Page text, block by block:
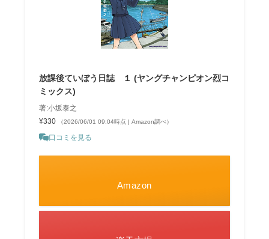
放課後ていぼう日誌 １ (ヤングチャンピオン烈コ
ミックス)
著:小坂泰之
¥330
（2026/06/01 09:04時点 | Amazon調べ）
口コミを見る
Amazon